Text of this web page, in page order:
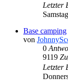
Letzter
Base camping
von
0
9119
Letzter